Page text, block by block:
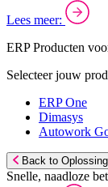
Lees meer:
ERP Producten
Selecteer jouw
ERP One
Dimasys
Autowork
Back to
Snelle, naadloze